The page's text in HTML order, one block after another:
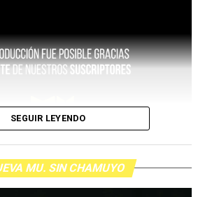
SEGUIR LEYENDO
MU. SIN CHAMUYO